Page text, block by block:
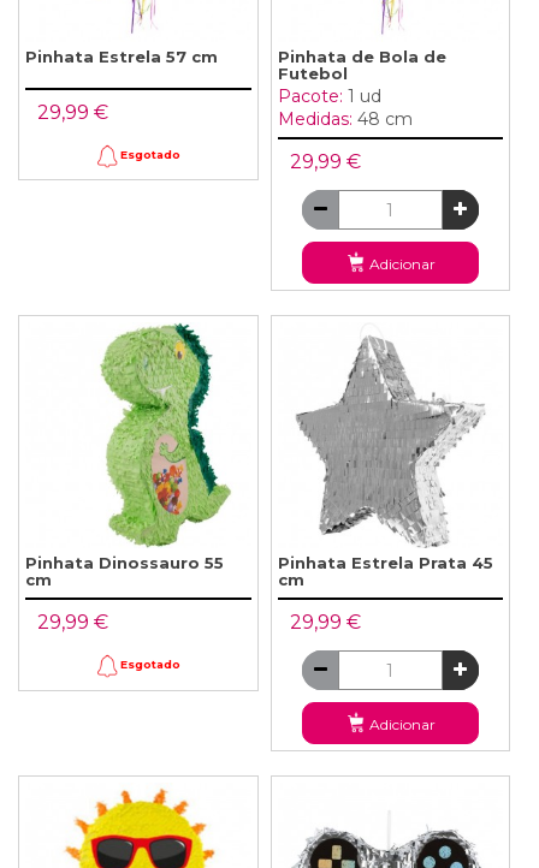
Pinhata Estrela 57 cm
29,99 €
Esgotado
Pinhata de Bola de
Futebol
Pacote: 1 ud
Medidas: 48 cm
29,99 €
Adicionar
Pinhata Dinossauro 55
cm
29,99 €
Esgotado
Pinhata Estrela Prata 45
cm
29,99 €
Adicionar